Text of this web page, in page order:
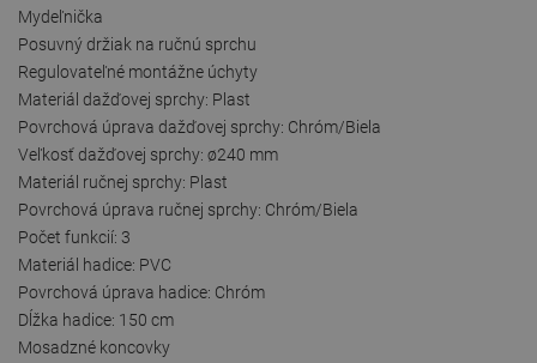
Mydeľnička
Posuvný držiak na ručnú sprchu
Regulovateľné montážne úchyty
Materiál dažďovej sprchy: Plast
Povrchová úprava dažďovej sprchy: Chróm/Biela
Veľkosť dažďovej sprchy: ø240 mm
Materiál ručnej sprchy: Plast
Povrchová úprava ručnej sprchy: Chróm/Biela
Počet funkcií: 3
Materiál hadice: PVC
Povrchová úprava hadice: Chróm
Dĺžka hadice: 150 cm
Mosadzné koncovky